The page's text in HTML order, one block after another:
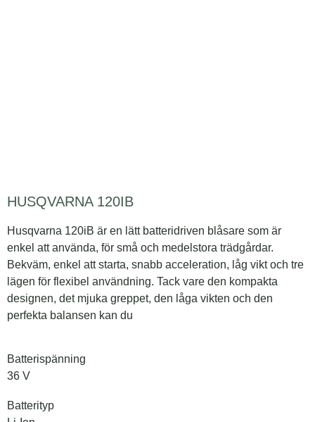
HUSQVARNA 120IB
Husqvarna 120iB är en lätt batteridriven blåsare som är
enkel att använda, för små och medelstora trädgårdar.
Bekväm, enkel att starta, snabb acceleration, låg vikt och tre
lägen för flexibel användning. Tack vare den kompakta
designen, det mjuka greppet, den låga vikten och den
perfekta balansen kan du
Batterispänning
36 V
Batterityp